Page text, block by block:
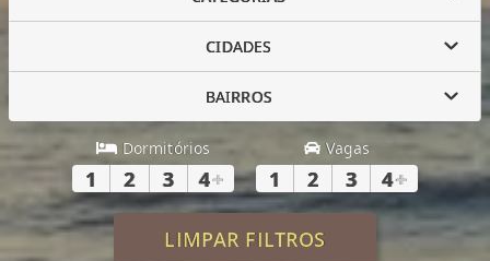
CIDADES
BAIRROS
Dormitórios
1 2 3 4+
Vagas
1 2 3 4+
LIMPAR FILTROS